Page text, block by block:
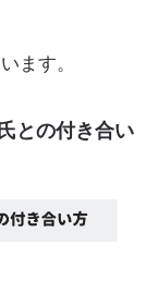
ます。
との付き合い